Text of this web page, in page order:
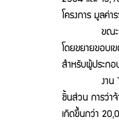
โครงการ มูลค่
ขณะนี้จึงเป็นห้
โดยขยายขอบเ
สำหรับผู้ประกอ
งาน THECA
ชิ้นส่วน การว่าจ้
เกิดขึ้นกว่า